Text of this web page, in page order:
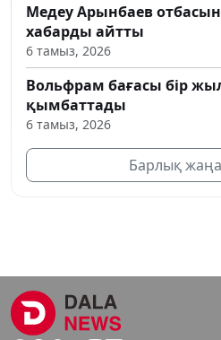
Медеу Арынбаев
хабарды айтты
6 тамыз, 2026
Вольфрам бағасы бір
қымбаттады
6 тамыз, 2026
Барлық